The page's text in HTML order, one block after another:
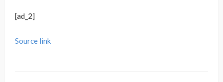
[ad_2]
Source link